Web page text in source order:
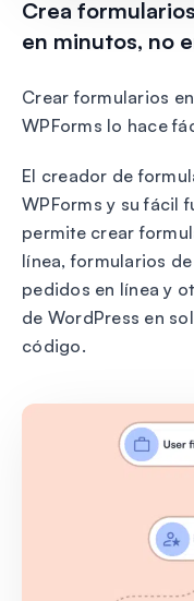
Crea
en minutos, no
Crear formularios
WPForms lo hace
El creador de
WPForms y su fácil
permite crear
línea, formularios
pedidos en línea y
de WordPress en
código.